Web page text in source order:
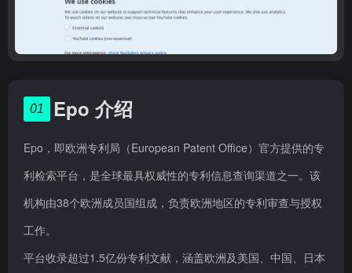
01 Epo 介绍
Epo，即欧洲专利局（European Patent Office）官方提供的专
利检索平台，是全球最具权威性的专利信息查询渠道之一。该
机构由38个欧洲成员国组成，负责欧洲地区的专利审查与授权
工作。
平台收录超过1.5亿份专利文献，涵盖欧洲及美国、中国、日本